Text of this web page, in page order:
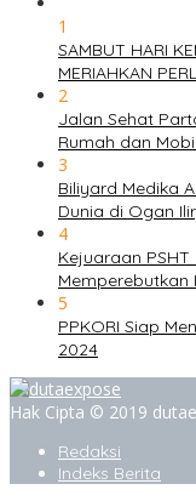
1
SAMBUT HARI
MERIAHKAN
2
Jalan Sehat
Rumah dan
3
Biliyard Medika
Dunia di Ogan
4
Kejuaraan
Memperebutkan
5
PPKORI Siap
2024
Hak Cipta © 2019
Redaksi
Indeks Berita